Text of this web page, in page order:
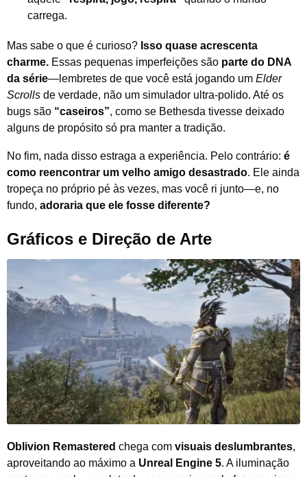
carrega.
Mas sabe o que é curioso? Isso quase acrescenta
charme. Essas pequenas imperfeições são parte do DNA
da série—lembretes de que você está jogando um Elder
Scrolls de verdade, não um simulador ultra-polido. Até os
bugs são “caseiros”, como se Bethesda tivesse deixado
alguns de propósito só pra manter a tradição.
No fim, nada disso estraga a experiência. Pelo contrário: é
como reencontrar um velho amigo desastrado. Ele ainda
tropeça no próprio pé às vezes, mas você ri junto—e, no
fundo, adoraria que ele fosse diferente?
Gráficos e Direção de Arte
Oblivion Remastered chega com visuais deslumbrantes,
aproveitando ao máximo a Unreal Engine 5. A iluminação